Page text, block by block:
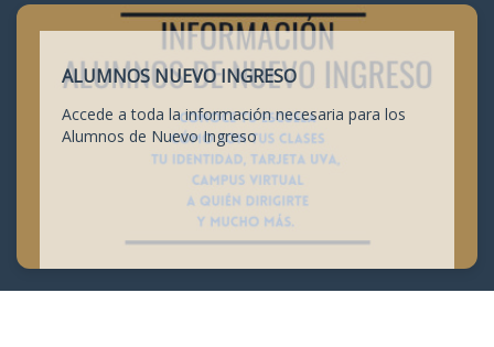
ALUMNOS NUEVO INGRESO
Accede a toda la información necesaria para los
Alumnos de Nuevo Ingreso